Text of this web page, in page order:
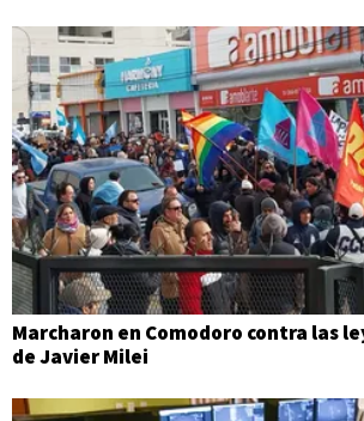
Marcharon en Comodoro contra las
de Javier Milei